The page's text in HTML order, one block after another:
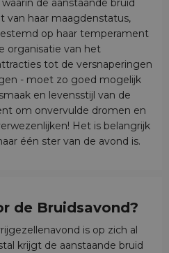
de aanstaande bruid
van haar maagdenstatus,
op haar temperament
organisatie van het
tot de versnaperingen
- moet zo goed mogelijk
en levensstijl van de
om onvervulde dromen en
Het is belangrijk
één ster van de avond is.
de Bruidsavond?
is op zich al
krijgt de aanstaande bruid